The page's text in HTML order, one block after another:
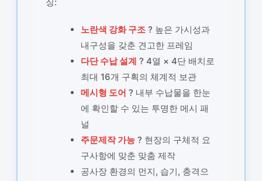
노란색 강화 구조? 높은 가시성과
내구성을 갖춘 견고한 프레임
다단 수납 설계 ? 4열 × 4단 배치로
최대 16개 구획의 체계적 보관
메시형 도어 ? 내부 수납물을 한눈
에 확인할 수 있는 투명한 메시 패
널
주문제작 가능? 현장의 구체적 요
구사항에 맞춘 맞춤 제작
공사장 환경의 먼지, 습기, 충격으